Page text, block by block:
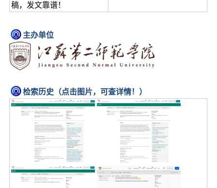
稿，发文靠谱！
主办单位
检索历史（点击图片，可查详情！）